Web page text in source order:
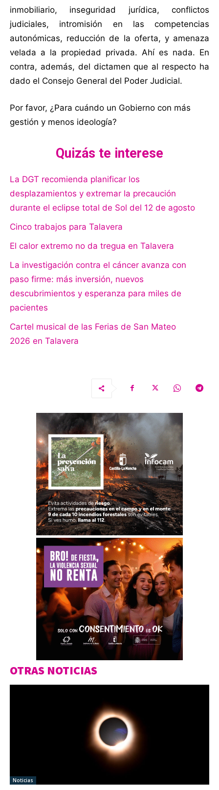
inmobiliario, inseguridad jurídica, conflictos
judiciales, intromisión en las competencias
autonómicas, reducción de la oferta, y amenaza
velada a la propiedad privada. Ahí es nada. En
contra, además, del dictamen que al respecto ha
dado el Consejo General del Poder Judicial.
Por favor, ¿Para cuándo un Gobierno con más
gestión y menos ideología?
Quizás te interese
La DGT recomienda planificar los
desplazamientos y extremar la precaución
durante el eclipse total de Sol del 12 de agosto
Cinco trabajos para Talavera
El calor extremo no da tregua en Talavera
La investigación contra el cáncer avanza con
paso firme: más inversión, nuevos
descubrimientos y esperanza para miles de
pacientes
Cartel musical de las Ferias de San Mateo
2026 en Talavera
OTRAS NOTICIAS
Noticias